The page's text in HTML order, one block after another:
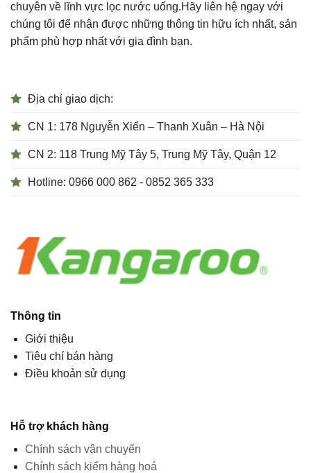
chuyên về lĩnh vực lọc nước uống.Hãy liên hệ ngay với
chúng tôi để nhận được những thông tin hữu ích nhất, sản
phẩm phù hợp nhất với gia đình bạn.
Địa chỉ giao dịch:
CN 1: 178 Nguyễn Xiển – Thanh Xuân – Hà Nội
CN 2: 118 Trung Mỹ Tây 5, Trung Mỹ Tây, Quận 12
Hotline: 0966 000 862 - 0852 365 333
Thông tin
Giới thiệu
Tiêu chí bán hàng
Điều khoản sử dụng
Hỗ trợ khách hàng
Chính sách vận chuyển
Chính sách kiểm hàng hoá